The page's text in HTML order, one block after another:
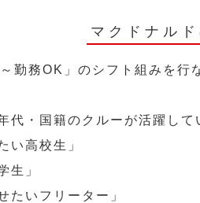
マクドナル
勤務OK」のシフト組みを行
代・国籍のクルーが活躍して
い高校生」
生」
たいフリーター」